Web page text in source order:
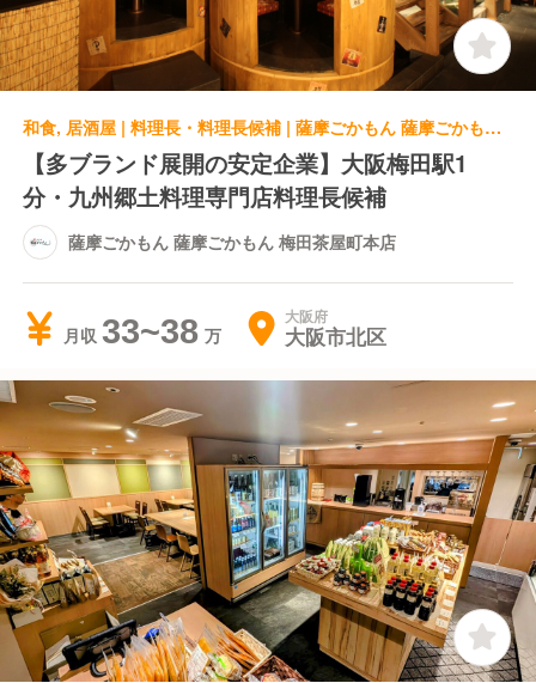
和食, 居酒屋 | 料理長・料理長候補 | 薩摩ごかもん 薩摩ごかもん 梅田茶屋町本店
【多ブランド展開の安定企業】大阪梅田駅1
分・九州郷土料理専門店料理長候補
薩摩ごかもん 薩摩ごかもん 梅田茶屋町本店
月収 33~38 大阪府
大阪市北区